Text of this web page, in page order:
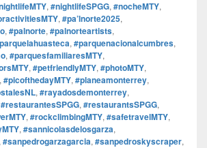
, #nightlifeSPGG, #nocheMTY,
, #pa’lnorte2025,
, #palnorte, #palnorteartists,
, #parquenacionalcumbres,
, #parquesfamiliaresMTY,
, #petfriendlyMTY, #photoMTY,
, #picofthedayMTY, #planeamonterrey,
, #rayadosdemonterrey,
#restaurantesSPGG, #restaurantsSPGG,
, #rockclimbingMTY, #safetravelMTY,
, #sannicolasdelosgarza,
#sanpedrogarzagarcia, #sanpedroskyscraper,